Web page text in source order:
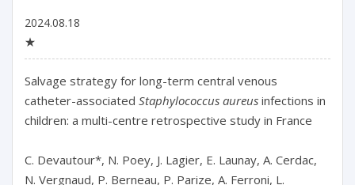
2024.08.18
★
Salvage strategy for long-term central venous
catheter-associated Staphylococcus aureus infections in
children: a multi-centre retrospective study in France
C. Devautour*, N. Poey, J. Lagier, E. Launay, A. Cerdac,
N. Vergnaud, P. Berneau, P. Parize, A. Ferroni, L.